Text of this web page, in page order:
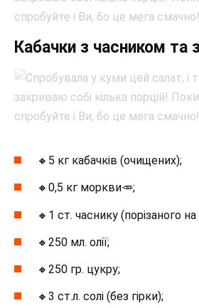
Кабачки з часником та
🔸5 кг кабачків (очищених);
🔸0,5 кг моркви🥕;
🔸1 ст. часнику (порізаного
🔸250 мл. олії;
🔸250 гр. цукру;
🔸3 ст.л. солі (без гірки);